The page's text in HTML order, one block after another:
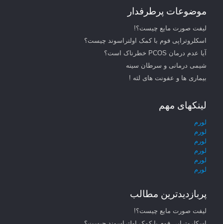
موضوعات پرطرفدار
لیفت صورت مایع چیست؟!
اسکلروتراپی فوم با کمک اولتراسوند چیست؟
آیا عدم درمان PCOS خطرناک است؟
شیمی درمانی و سرطان سینه
بیماری ها و عفونت های لثه !
لینکهای مهم
لورم
لورم
لورم
لورم
لورم
لورم
پربازدیدترین مطالب
لیفت صورت مایع چیست؟!